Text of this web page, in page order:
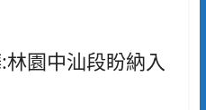
園中汕段盼納入